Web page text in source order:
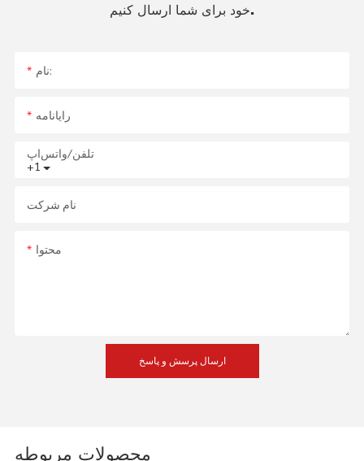
خود برای شما ارسال کنیم.
نام:
رایانامه
+1
تلفن/واتس‌اپ
نام شرکت
محتوا
ارسال پرسش و پاسخ
محصولات مربوطه